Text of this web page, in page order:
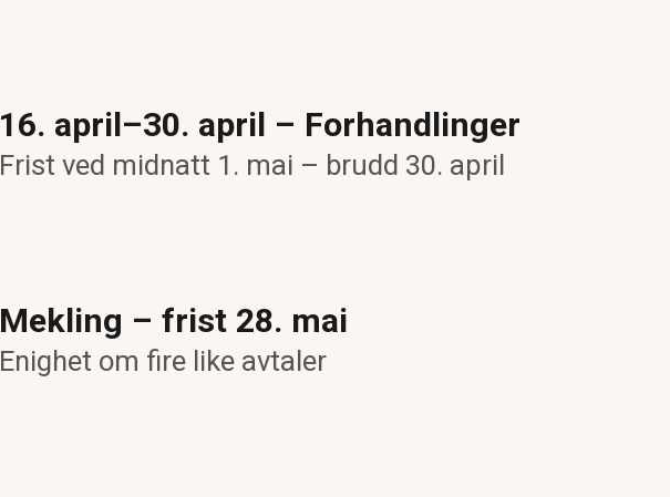
16. april–30. april – Forhandlinger
Frist ved midnatt 1. mai – brudd 30. april
Mekling – frist 28. mai
Enighet om fire like avtaler